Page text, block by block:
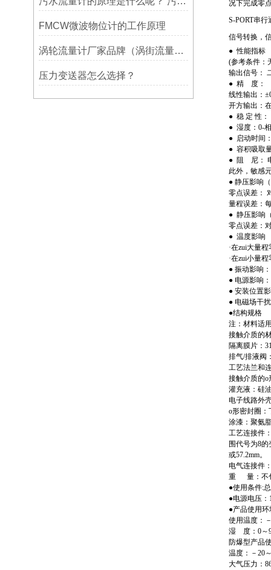
FMCW微波物位计的工作原理
涡轮流量计厂家品牌（涡街流量计厂家哪个好）
压力变送器怎么选择？
况下完成零
S-PORT串
信号转换，
● 性能指标
(参考条件：
输出信号：
● 精 度：
线性输出：
开方输出：
● 稳 定 性：
● 湿度：0-
● 启动时间
● 容积吸取
● 阻 尼：
此外，敏感
● 静压影响
零点误差：
量程误差：
● 静压影响
零点误差：
● 温度影响
·在zui大量
·在zui小量
● 振动影响
● 电源影响
● 安装位置
● 电磁场干
●结构规格
注：材料适
接触介质的
隔离膜片：
排气/排液阀
工艺法兰和
接触介质的o
灌充液：硅
电子线路外
o形密封圈：
涂漆：聚氨
工艺连接件
围代号为8
或57.2mm。
电气连接件
重 量：不包
●使用条件:
●电源电压
●产品使用环
使用温度：
湿 度：0～
防爆型产品
温度：－20
大气压力：